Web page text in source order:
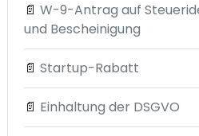
📄 W-9-Antrag auf
und Bescheinigung
📄 Startup-Rabatt
📄 Einhaltung der DSGVO